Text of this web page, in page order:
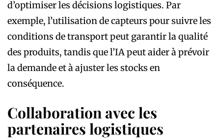
d’optimiser les décisions logistiques. Par
exemple, l’utilisation de capteurs pour suivre les
conditions de transport peut garantir la qualité
des produits, tandis que l’IA peut aider à prévoir
la demande et à ajuster les stocks en
conséquence.
Collaboration avec les
partenaires logistiques